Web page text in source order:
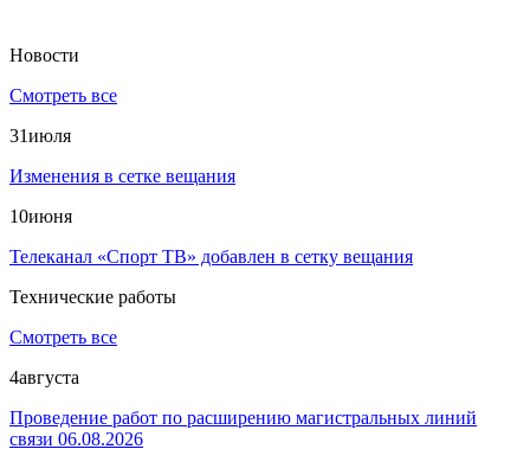
Новости
Смотреть все
31июля
Изменения в сетке вещания
10июня
Телеканал «Спорт ТВ» добавлен в сетку вещания
Технические работы
Смотреть все
4августа
Проведение работ по расширению магистральных линий
связи 06.08.2026